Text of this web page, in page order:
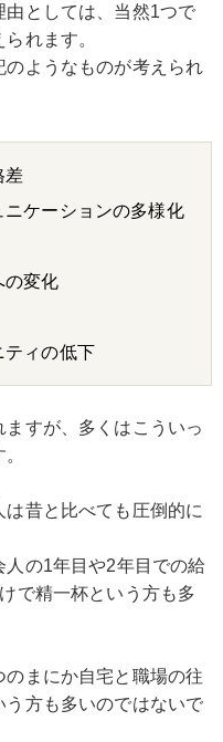
としては、当然1つで
れます。
のようなものが考えられ
差
ケーションの多様化
の変化
ティの低下
すが、多くはこういっ
昔と比べても圧倒的に
の1年目や2年目での給
で精一杯という方も多
まにか自宅と職場の往
方も多いのではないで